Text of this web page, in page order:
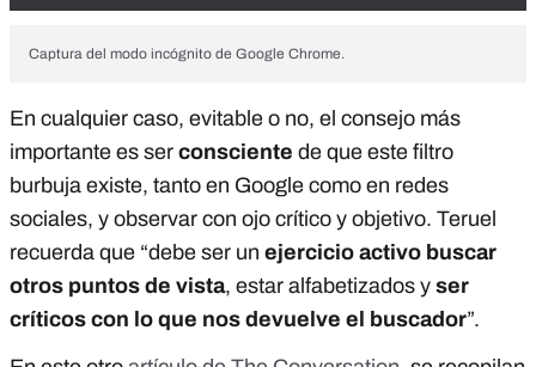
Captura del modo incógnito de Google Chrome.
En cualquier caso, evitable o no, el consejo más
importante es ser consciente de que este filtro
burbuja existe, tanto en Google como en redes
sociales, y observar con ojo crítico y objetivo. Teruel
recuerda que “debe ser un ejercicio activo buscar
otros puntos de vista, estar alfabetizados y ser
críticos con lo que nos devuelve el buscador”.